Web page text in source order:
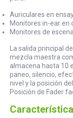
Auriculares en
Monitores in-ear en
Monitores de
La salida principal
mezcla maestra
almacena hasta 10
paneo, silencio,
nivel y la posición
Posición de Fader